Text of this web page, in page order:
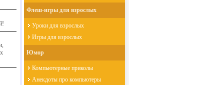
Флеш-игры для взрослых
Уроки для взрослых
Игры для взрослых
Юмор
Компьютерные приколы
Анекдоты про компьютеры